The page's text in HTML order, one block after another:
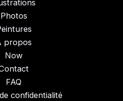
Photos
propos
Now
FAQ
confidentialité